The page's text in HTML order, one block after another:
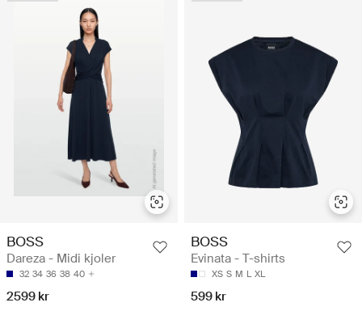
BOSS
Dareza - Midi kjoler
32 34 36 38 40
2599 kr
BOSS
Evinata - T-shirts
XS S M L XL
599 kr